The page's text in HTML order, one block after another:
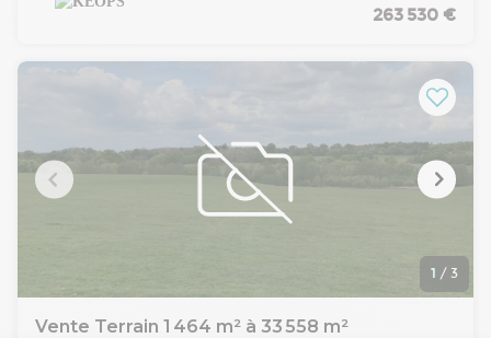
- Eau
Hauteur maximale : 12 m
Aéroport Aéroport de Toulouse Francazal (France)
Bus Pradié (85)
Autoroute Par A64 sortie n° 39 "Portet-sur-Garonne"
263 530 €
1 / 3
Vente Terrain 1 464 m² à 33 558 m²